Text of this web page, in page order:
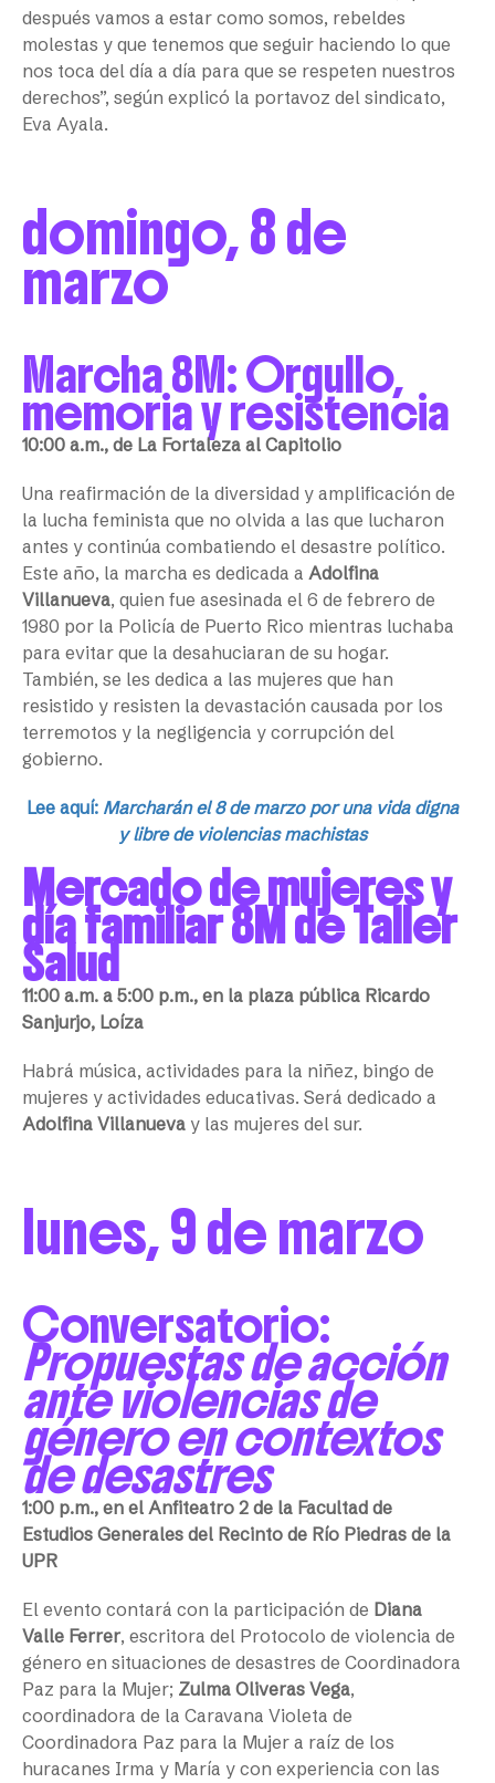
después vamos a estar como somos, rebeldes
molestas y que tenemos que seguir haciendo lo que
nos toca del día a día para que se respeten nuestros
derechos”, según explicó la portavoz del sindicato,
Eva Ayala.
domingo, 8 de
marzo
Marcha 8M: Orgullo,
memoria y resistencia
10:00 a.m., de La Fortaleza al Capitolio
Una reafirmación de la diversidad y amplificación de
la lucha feminista que no olvida a las que lucharon
antes y continúa combatiendo el desastre político.
Este año, la marcha es dedicada a Adolfina
Villanueva, quien fue asesinada el 6 de febrero de
1980 por la Policía de Puerto Rico mientras luchaba
para evitar que la desahuciaran de su hogar.
También, se les dedica a las mujeres que han
resistido y resisten la devastación causada por los
terremotos y la negligencia y corrupción del
gobierno.
Lee aquí: Marcharán el 8 de marzo por una vida digna
y libre de violencias machistas
Mercado de mujeres y
día familiar 8M de Taller
Salud
11:00 a.m. a 5:00 p.m., en la plaza pública Ricardo
Sanjurjo, Loíza
Habrá música, actividades para la niñez, bingo de
mujeres y actividades educativas. Será dedicado a
Adolfina Villanueva y las mujeres del sur.
lunes, 9 de marzo
Conversatorio:
Propuestas de acción
ante violencias de
género en contextos
de desastres
1:00 p.m., en el Anfiteatro 2 de la Facultad de
Estudios Generales del Recinto de Río Piedras de la
UPR
El evento contará con la participación de Diana
Valle Ferrer, escritora del Protocolo de violencia de
género en situaciones de desastres de Coordinadora
Paz para la Mujer; Zulma Oliveras Vega,
coordinadora de la Caravana Violeta de
Coordinadora Paz para la Mujer a raíz de los
huracanes Irma y María y con experiencia con las